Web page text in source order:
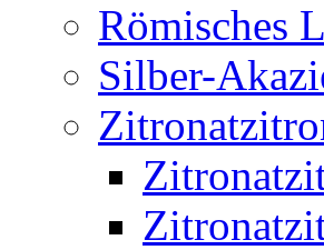
Römisches
Silber-